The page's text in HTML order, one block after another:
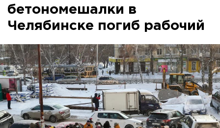
бетономешалки в
Челябинске погиб рабочий